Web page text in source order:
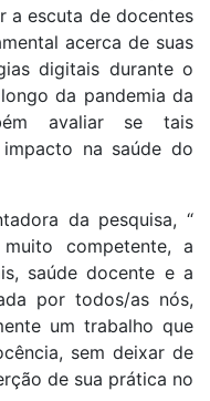
a escuta de docentes
acerca de suas
digitais durante o
da pandemia da
avaliar se tais
na saúde do
da pesquisa, “
competente, a
saúde docente e a
por todos/as nós,
um trabalho que
sem deixar de
de sua prática no